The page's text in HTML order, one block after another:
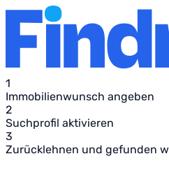
1
Immobilienwunsch angeben
2
Suchprofil aktivieren
3
Zurücklehnen und gefunden